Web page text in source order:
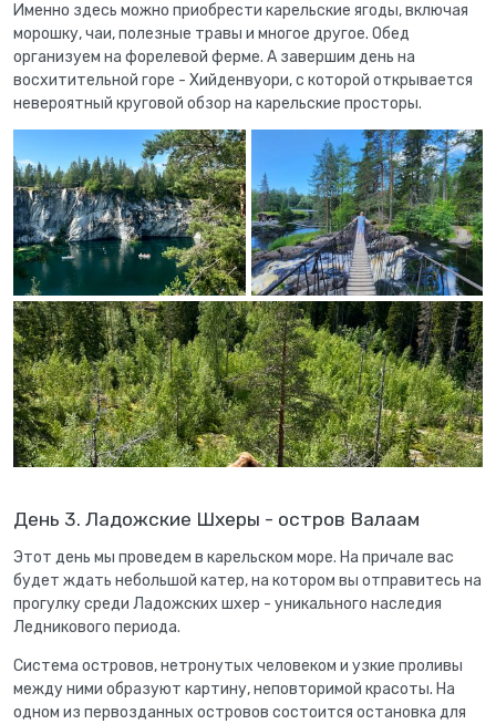
Именно здесь можно приобрести карельские ягоды, включая
морошку, чаи, полезные травы и многое другое. Обед
организуем на форелевой ферме. А завершим день на
восхитительной горе - Хийденвуори, с которой открывается
невероятный круговой обзор на карельские просторы.
День 3. Ладожские Шхеры - остров Валаам
Этот день мы проведем в карельском море. На причале вас
будет ждать небольшой катер, на котором вы отправитесь на
прогулку среди Ладожских шхер - уникального наследия
Ледникового периода.
Система островов, нетронутых человеком и узкие проливы
между ними образуют картину, неповторимой красоты. На
одном из первозданных островов состоится остановка для